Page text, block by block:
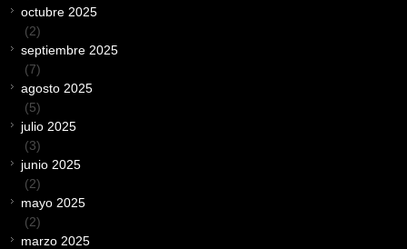
octubre 2025
(2)
septiembre 2025
(7)
agosto 2025
(5)
julio 2025
(3)
junio 2025
(2)
mayo 2025
(2)
marzo 2025